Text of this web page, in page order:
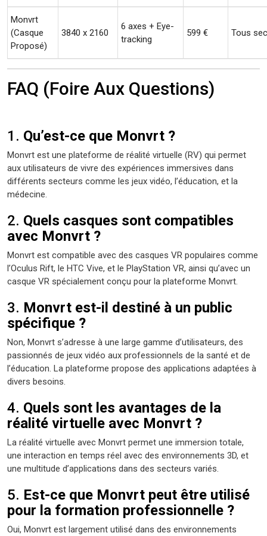
Monvrt
(Casque
Proposé)
3840 x 2160
6 axes + Eye-
tracking
599 € Tous
FAQ (Foire Aux Questions)
1. Qu’est-ce que Monvrt ?
Monvrt est une plateforme de réalité virtuelle (RV) qui permet
aux utilisateurs de vivre des expériences immersives dans
différents secteurs comme les jeux vidéo, l’éducation, et la
médecine.
2. Quels casques sont compatibles
avec Monvrt ?
Monvrt est compatible avec des casques VR populaires comme
l’Oculus Rift, le HTC Vive, et le PlayStation VR, ainsi qu’avec un
casque VR spécialement conçu pour la plateforme Monvrt.
3. Monvrt est-il destiné à un public
spécifique ?
Non, Monvrt s’adresse à une large gamme d’utilisateurs, des
passionnés de jeux vidéo aux professionnels de la santé et de
l’éducation. La plateforme propose des applications adaptées à
divers besoins.
4. Quels sont les avantages de la
réalité virtuelle avec Monvrt ?
La réalité virtuelle avec Monvrt permet une immersion totale,
une interaction en temps réel avec des environnements 3D, et
une multitude d’applications dans des secteurs variés.
5. Est-ce que Monvrt peut être utilisé
pour la formation professionnelle ?
Oui, Monvrt est largement utilisé dans des environnements